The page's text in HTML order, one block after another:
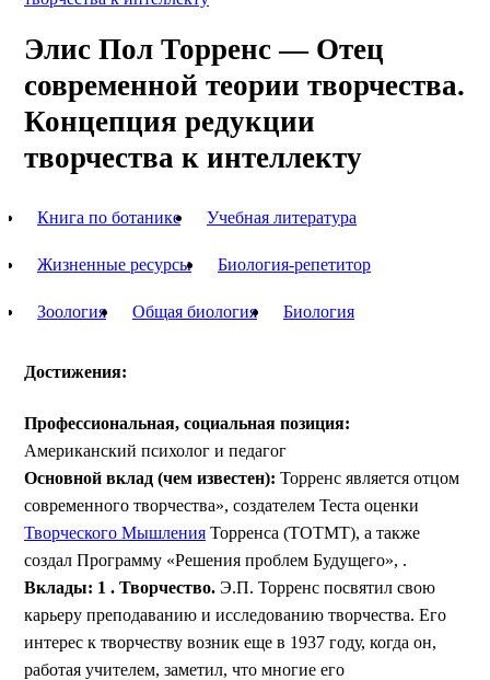
Элис Пол Торренс — Отец
современной теории творчества.
Концепция редукции
творчества к интеллекту
Книга по ботанике Учебная литература
Жизненные ресурсы Биология-репетитор
Зоология Общая биология Биология
Достижения:
Профессиональная, социальная позиция:
Американский психолог и педагог
Основной вклад (чем известен): Торренс является отцом
современного творчества», создателем Теста оценки
Творческого Мышления Торренса (ТОТМТ), а также
создал Программу «Решения проблем Будущего», .
Вклады: 1 . Творчество. Э.П. Торренс посвятил свою
карьеру преподаванию и исследованию творчества. Его
интерес к творчеству возник еще в 1937 году, когда он,
работая учителем, заметил, что многие его